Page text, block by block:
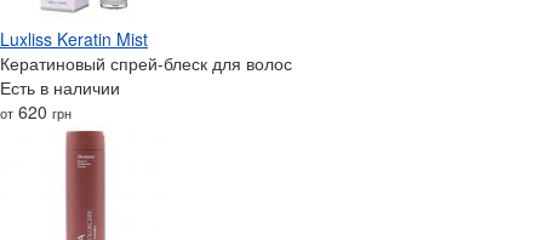
Luxliss Keratin Mist
Кератиновый спрей-блеск для волос
Есть в наличии
от 620 грн